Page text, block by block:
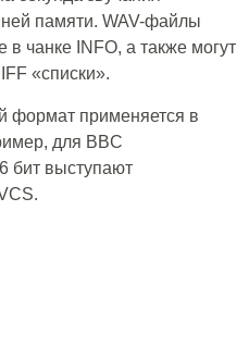
памяти. WAV-файлы
чанке INFO, а также могут
«списки».
формат применяется в
для BBC
бит выступают